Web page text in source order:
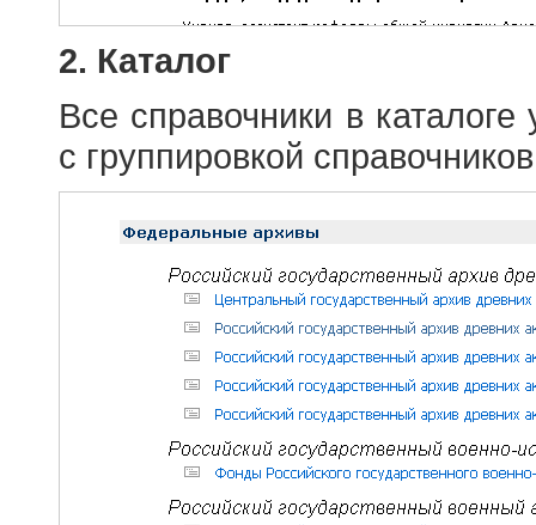
2. Каталог
Все справочники в
с группировкой